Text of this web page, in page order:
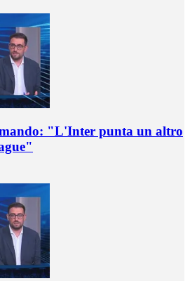
"L'Inter punta un altro